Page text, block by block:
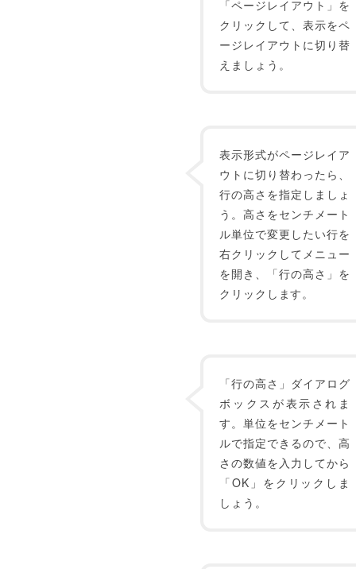
「ページレイアウト」を
クリックして、表示をペ
ージレイアウトに切り替
えましょう。
表示形式がページレイア
ウトに切り替わったら、
行の高さを指定しましょ
う。高さをセンチメート
ル単位で変更したい行を
右クリックしてメニュー
を開き、「行の高さ」を
クリックします。
「行の高さ」ダイアログ
ボックスが表示されま
す。単位をセンチメート
ルで指定できるので、高
さの数値を入力してから
「OK」をクリックしま
しょう。